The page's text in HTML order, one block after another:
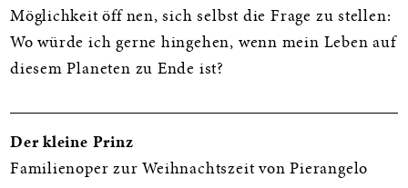
Möglichkeit öff nen, sich selbst die Frage zu stellen:
Wo würde ich gerne hingehen, wenn mein Leben auf
diesem Planeten zu Ende ist?
Der kleine Prinz
Familienoper zur Weihnachtszeit von Pierangelo